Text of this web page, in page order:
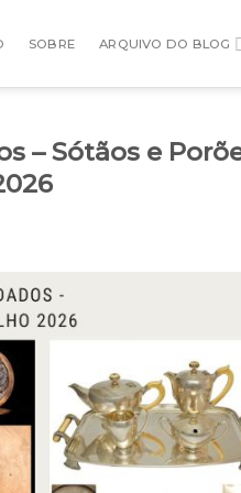
SOBRE ARQUIVO DO BLOG
– Sótãos e